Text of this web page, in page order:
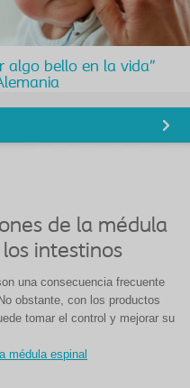
algo bello en la vida"
de la médula
intestinos
una consecuencia frecuente
obstante, con los productos
tomar el control y mejorar su
médula espinal